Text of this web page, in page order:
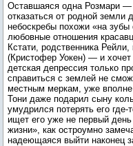
Оставшаяся одна Розмари —
отказаться от родной
небоскребы похожи «на
любовные отношения
Кстати, родственника
(Кристофер Уокен) — и
детская депрессия только
справиться с землей не
местным меркам, уже
Тони даже подарил сыну
умудрился потерять его
ищет его уже не первый
жизни», как остроумно
надеющаяся выйти наконец